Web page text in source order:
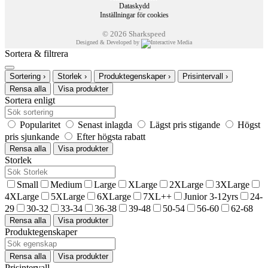
Handla idag betala senare!
Dataskydd
Inställningar för cookies
© 2026 Sharkspeed
Designed & Developed by
Sortera & filtrera
Sortering › Storlek › Produktegenskaper › Prisintervall ›
Rensa alla
Visa produkter
Sortera enligt
Popularitet Senast inlagda Lägst pris stigande
Högst
pris sjunkande
Efter högsta rabatt
Rensa alla Visa produkter
Storlek
Small Medium Large XLarge 2XLarge
3XLarge
4XLarge
5XLarge 6XLarge 7XL++ Junior 3-12yrs
24-
29
30-32 33-34 36-38 39-48 50-54 56-60 62-68
Rensa alla Visa produkter
Produktegenskaper
Rensa alla Visa produkter